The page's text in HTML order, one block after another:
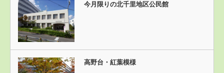
今月限りの北千里地区公民館
高野台・紅葉模様